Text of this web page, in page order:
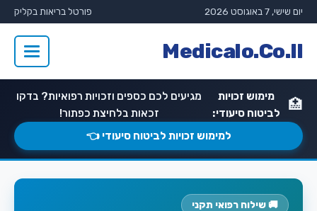
יום שישי, 7 באוגוסט 2026 פורטל בריאות בקליק
Medicalo.Co.Il
🏥
מימוש זכויות
לביטוח סיעודי:
מגיעים לכם כספים וזכויות רפואיות? בדקו
זכאות בלחיצת כפתור!
למימוש זכויות לביטוח סיעודי 👈
🚚 שילוח רפואי תקני